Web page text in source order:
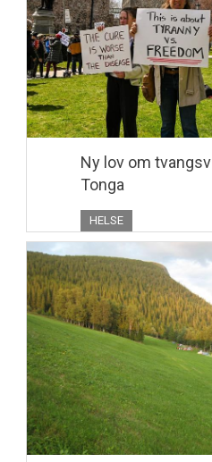
Ny lov om
Tonga
HELSE